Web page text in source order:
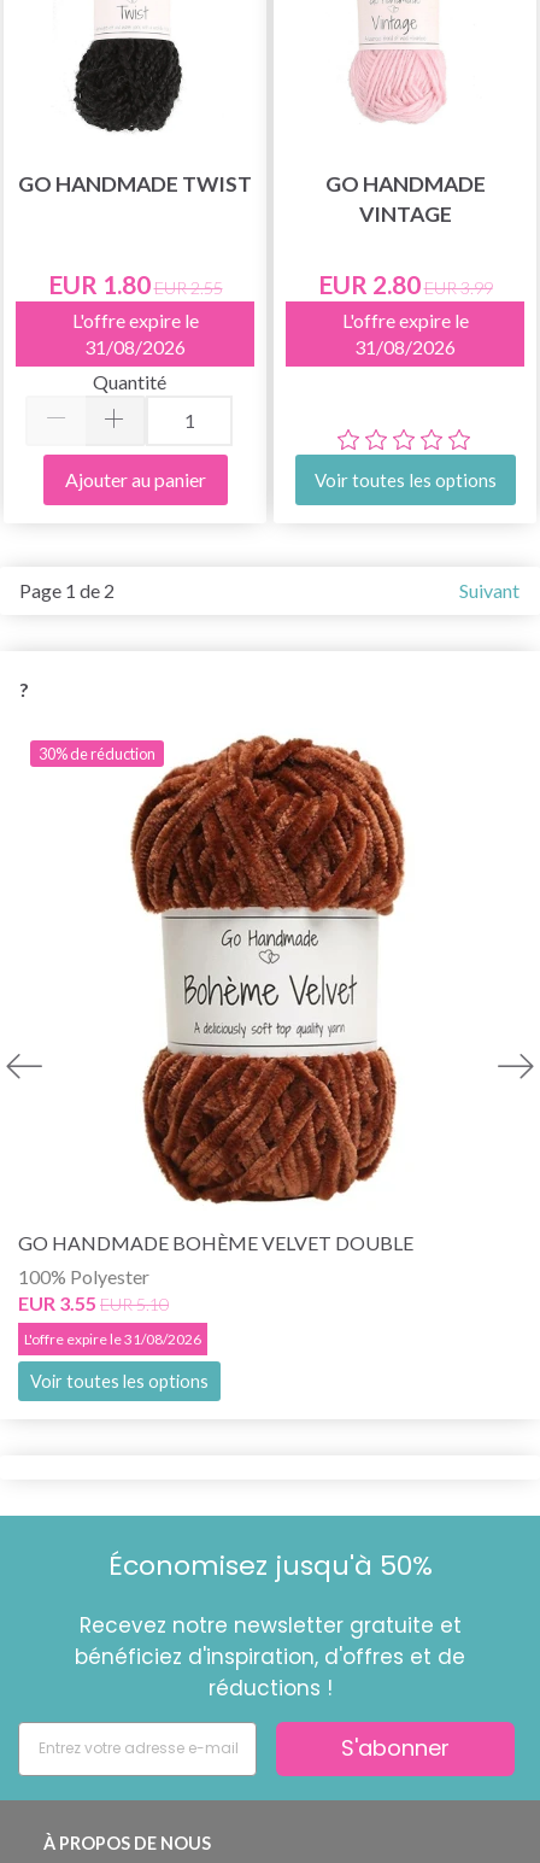
GO HANDMADE TWIST
EUR 1.80EUR 2.55
L'offre expire le
31/08/2026
Quantité
Ajouter au panier
GO HANDMADE
VINTAGE
EUR 2.80EUR 3.99
L'offre expire le
31/08/2026
Voir toutes les options
Page 1 de 2 Suivant
?
30% de réduction
GO HANDMADE BOHÈME VELVET DOUBLE
100% Polyester
EUR 3.55 EUR 5.10
L'offre expire le 31/08/2026
Voir toutes les options
Économisez jusqu'à 50%
Recevez notre newsletter gratuite et
bénéficiez d'inspiration, d'offres et de
réductions !
S'abonner
À PROPOS DE NOUS